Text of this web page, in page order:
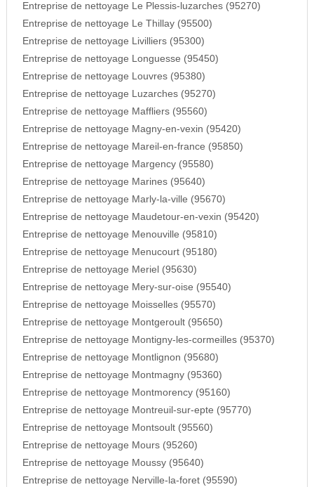
Entreprise de nettoyage Le Plessis-luzarches (95270)
Entreprise de nettoyage Le Thillay (95500)
Entreprise de nettoyage Livilliers (95300)
Entreprise de nettoyage Longuesse (95450)
Entreprise de nettoyage Louvres (95380)
Entreprise de nettoyage Luzarches (95270)
Entreprise de nettoyage Maffliers (95560)
Entreprise de nettoyage Magny-en-vexin (95420)
Entreprise de nettoyage Mareil-en-france (95850)
Entreprise de nettoyage Margency (95580)
Entreprise de nettoyage Marines (95640)
Entreprise de nettoyage Marly-la-ville (95670)
Entreprise de nettoyage Maudetour-en-vexin (95420)
Entreprise de nettoyage Menouville (95810)
Entreprise de nettoyage Menucourt (95180)
Entreprise de nettoyage Meriel (95630)
Entreprise de nettoyage Mery-sur-oise (95540)
Entreprise de nettoyage Moisselles (95570)
Entreprise de nettoyage Montgeroult (95650)
Entreprise de nettoyage Montigny-les-cormeilles (95370)
Entreprise de nettoyage Montlignon (95680)
Entreprise de nettoyage Montmagny (95360)
Entreprise de nettoyage Montmorency (95160)
Entreprise de nettoyage Montreuil-sur-epte (95770)
Entreprise de nettoyage Montsoult (95560)
Entreprise de nettoyage Mours (95260)
Entreprise de nettoyage Moussy (95640)
Entreprise de nettoyage Nerville-la-foret (95590)